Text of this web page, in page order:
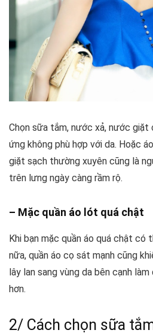
Chọn sữa tắm, nước xả, nước giặt
ứng không phù hợp với da. Hoặc
giặt sạch thường xuyên cũng là
trên lưng ngày càng rầm rộ.
– Mặc quần áo lót quá chật
Khi bạn mặc quần áo quá chật có
nữa, quần áo cọ sát mạnh cũng
lây lan sang vùng da bên cạnh
hơn.
2/ Cách chọn sữa